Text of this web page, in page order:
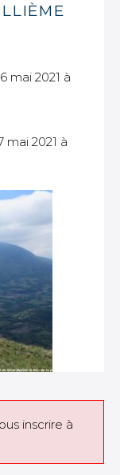
mai 2021 à
mai 2021 à
inscrire à